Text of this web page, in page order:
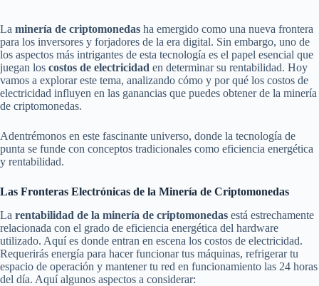
La minería de criptomonedas ha emergido como una nueva frontera
para los inversores y forjadores de la era digital. Sin embargo, uno de
los aspectos más intrigantes de esta tecnología es el papel esencial que
juegan los costos de electricidad en determinar su rentabilidad. Hoy
vamos a explorar este tema, analizando cómo y por qué los costos de
electricidad influyen en las ganancias que puedes obtener de la minería
de criptomonedas.
Adentrémonos en este fascinante universo, donde la tecnología de
punta se funde con conceptos tradicionales como eficiencia energética
y rentabilidad.
Las Fronteras Electrónicas de la Minería de Criptomonedas
La rentabilidad de la minería de criptomonedas está estrechamente
relacionada con el grado de eficiencia energética del hardware
utilizado. Aquí es donde entran en escena los costos de electricidad.
Requerirás energía para hacer funcionar tus máquinas, refrigerar tu
espacio de operación y mantener tu red en funcionamiento las 24 horas
del día. Aquí algunos aspectos a considerar: